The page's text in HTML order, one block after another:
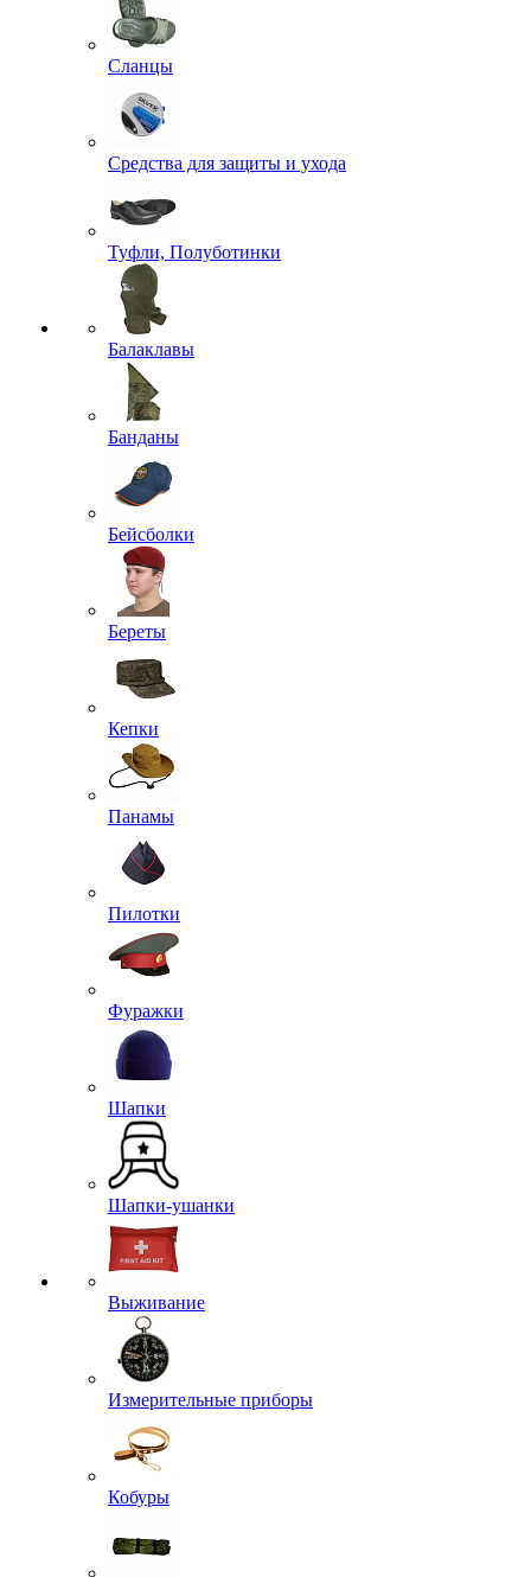
Сланцы
Средства для защиты и ухода
Туфли, Полуботинки
Балаклавы
Банданы
Бейсболки
Береты
Кепки
Панамы
Пилотки
Фуражки
Шапки
Шапки-ушанки
Выживание
Измерительные приборы
Кобуры